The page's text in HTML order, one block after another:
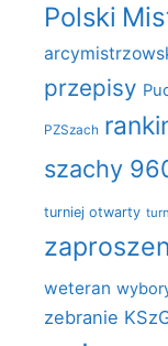
Polski
przepisy
PZSzach
szachy
turniej otwarty
weteran
zebranie